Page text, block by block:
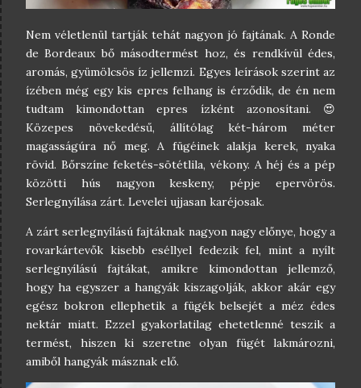
Nem véletlenül tartják tehát nagyon jó fajtának. A Ronde
de Bordeaux bő másodtermést hoz, és rendkívül édes,
aromás, gyümölcsös íz jellemzi. Egyes leírások szerint az
ízében még egy kis epres felhang is érződik, de én nem
tudtam kimondottan epres ízként azonosítani. 😍
Közepes növekedésű, állítólag két-három méter
magasságúra nő meg. A fügéinek alakja kerek, nyaka
rövid. Bőrszíne feketés-sötétlila, vékony. A héj és a pép
közötti hús nagyon keskeny, pépje epervörös.
Serlegnyílása zárt. Levelei ujjasan karéjosak.
A zárt serlegnyílású fajtáknak nagyon nagy előnye, hogy a
rovarkártevők kisebb eséllyel fedezik fel, mint a nyílt
serlegnyílású fajtákat, amikre kimondottan jellemző,
hogy ha egyszer a hangyák kiszagolják, akkor akár egy
egész bokron ellephetik a fügék belsejét a méz édes
nektár miatt. Ezzel gyakorlatilag ehetetlenné teszik a
termést, hiszen ki szeretne olyan fügét lakmározni,
amiből hangyák másznak elő.